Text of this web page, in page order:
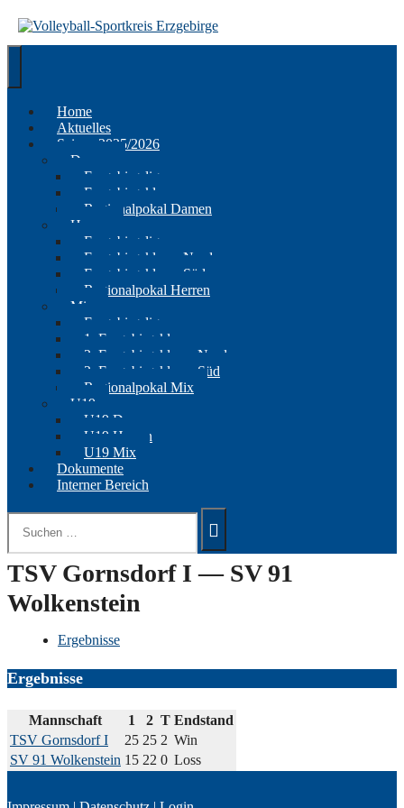
zum
Inhalt
Home
Aktuelles
Saison 2025/2026
Damen
Erzgebirgsliga
Erzgebirgsklasse
Regionalpokal Damen
Herren
Erzgebirgsliga
Erzgebirgsklasse Nord
Erzgebirgsklasse Süd
Regionalpokal Herren
Mix
Erzgebirgsliga
1. Erzgebirgsklasse
2. Erzgebirgsklasse Nord
2. Erzgebirgsklasse Süd
Regionalpokal Mix
U19
U19 Damen
U19 Herren
U19 Mix
Dokumente
Interner Bereich
Suchen
nach:
TSV Gornsdorf I — SV 91
Wolkenstein
Ergebnisse
Ergebnisse
Mannschaft 1 2 T Endstand
TSV Gornsdorf I
25 25 2 Win
SV 91 Wolkenstein 15 22 0 Loss